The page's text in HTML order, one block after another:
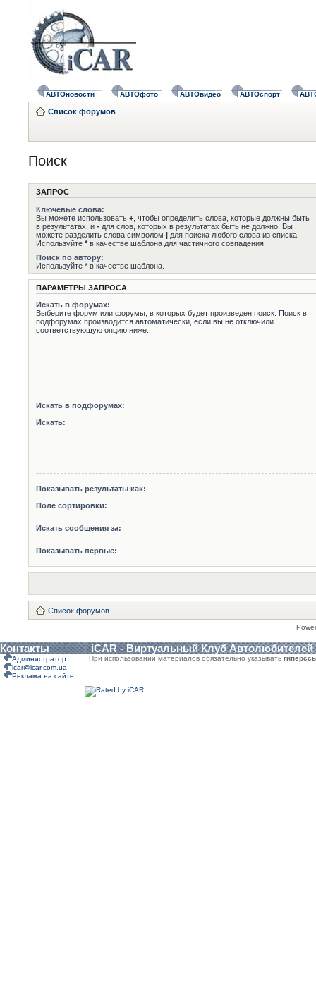
АВТОновости АВТОфото АВТОвидео АВТОспорт
Список форумов
Поиск
ЗАПРОС
Ключевые слова:
Вы можете использовать + , чтобы определить слова, которые должны быть
в результатах, и - для слов, которых в результатах быть не должно. Вы
можете разделить слова символом | для поиска любого слова из списка.
Используйте * в качестве шаблона для частичного совпадения.
Поиск по автору:
Используйте * в качестве шаблона.
ПАРАМЕТРЫ ЗАПРОСА
Искать в форумах:
Выберите форум или форумы, в которых будет произведен поиск. Поиск в
подфорумах производится автоматически, если вы не отключили
соответствующую опцию ниже.
Искать в подфорумах:
Искать:
Показывать результаты как:
Поле сортировки:
Искать сообщения за:
Показывать первые:
Список форумов
Контакты iCAR - Виртуальный Клуб Автолюбителей
Администратор
icar@icar.com.ua
Реклама на сайте
При использовании материалов обязательно указывать